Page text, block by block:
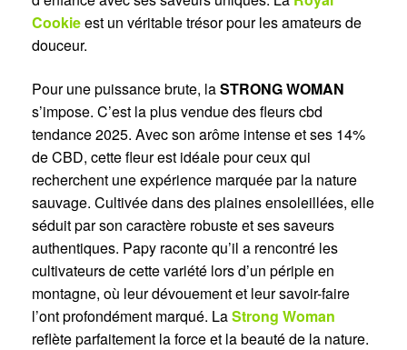
Cookieest un véritable trésor pour les amateurs de
douceur.
Pour une puissance brute, laSTRONG WOMAN
s’impose. C’est la plus vendue des fleurs cbd
tendance 2025. Avec son arôme intense et ses 14%
de CBD, cette fleur est idéale pour ceux qui
recherchent une expérience marquée par la nature
sauvage. Cultivée dans des plaines ensoleillées, elle
séduit par son caractère robuste et ses saveurs
authentiques. Papy raconte qu’il a rencontré les
cultivateurs de cette variété lors d’un périple en
montagne, où leur dévouement et leur savoir-faire
l’ont profondément marqué. LaStrong Woman
reflète parfaitement la force et la beauté de la nature.